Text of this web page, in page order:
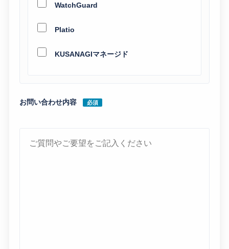
WatchGuard
Platio
KUSANAGIマネージド
お問い合わせ内容 必須